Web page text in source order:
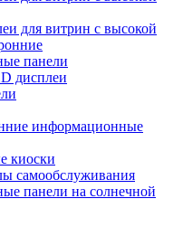
для витрин с высокой
панели
дисплеи
информационные
киоски
самообслуживания
панели на солнечной